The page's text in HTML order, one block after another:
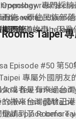
seen on
BBC. Over the
different aspects
(what started it
Indigenous rights.
filmmaker and
over two
come to our show
專門採
施、原住民族部
影充滿故事，因
灣真實的一面。
是因爲 Tobie 他堅
樣才能真正呈現真
his work:
西施
Civil Resilience -
the Leonard Cohen
Episode #50 第50
專屬外國朋友
a few times and
to live has gotta
a place before
或者是有來過台
搬來台灣體驗正
請到了 Rooms